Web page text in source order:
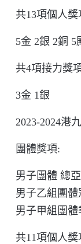
共13項個人獎
5金 2銀 2銅 5
共4項接力獎
3金 1銀
2023-2024港
團體獎項:
男子團體 總
男子乙組團體
男子甲組團體
共1 1項個人獎